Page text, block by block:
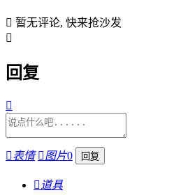
 暂无评论, 快来抢沙发

回复

表情 图片0
 道具